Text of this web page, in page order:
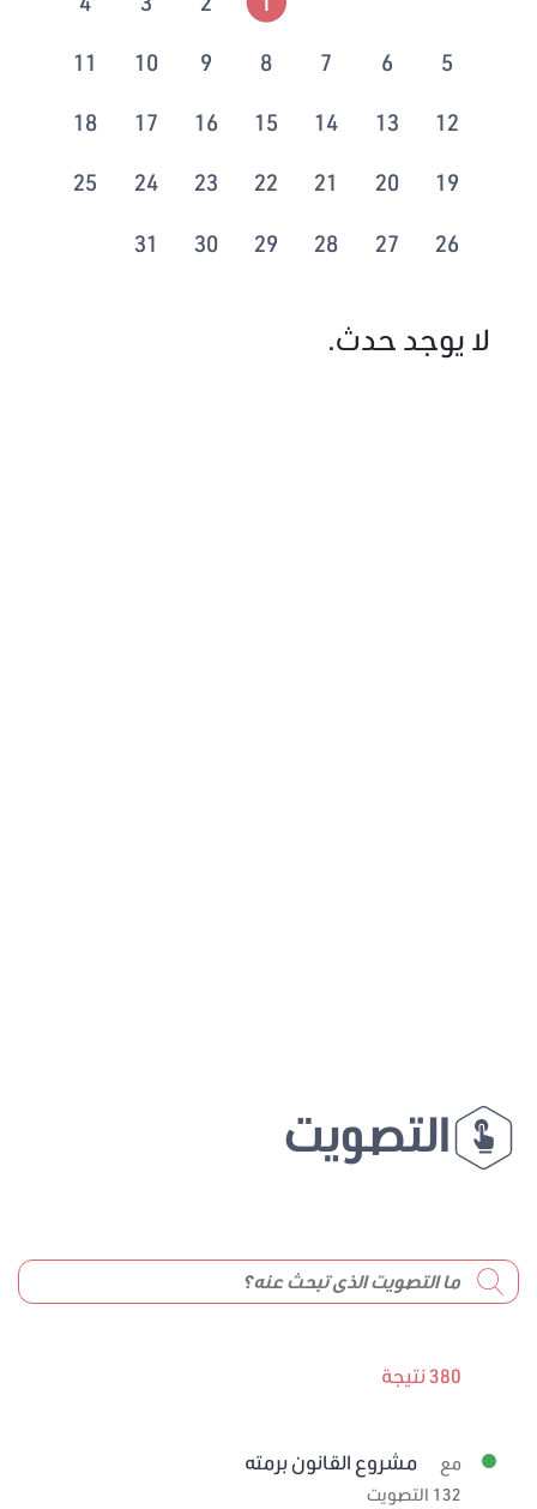
5
6
7
8
9
10
11
12
13
14
15
16
17
18
19
20
21
22
23
24
25
26
27
28
29
30
31
لا يوجد حدث.
التصويت
380 نتيجة
مع مشروع القانون برمته
132 التصويت